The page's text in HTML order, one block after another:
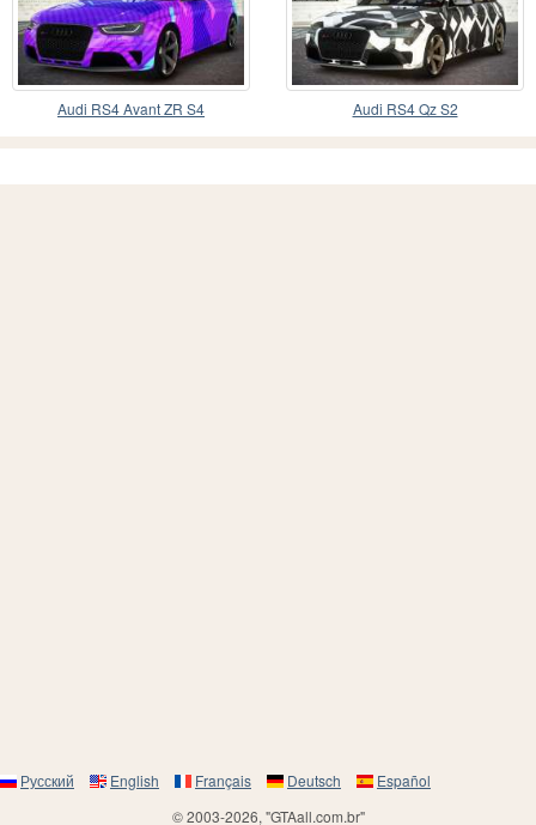
Audi RS4 Avant ZR S4 Audi RS4 Qz S2
Русский English Français Deutsch
Español
© 2003-2026, "GTAall.com.br"